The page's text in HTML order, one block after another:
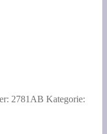
2781AB Kategorie: